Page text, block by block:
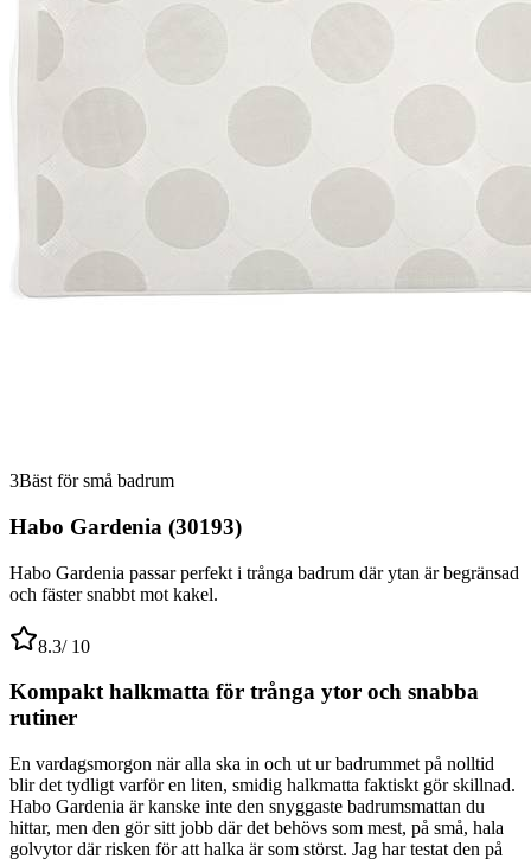
3Bäst för små badrum
Habo Gardenia (30193)
Habo Gardenia passar perfekt i trånga badrum där ytan är begränsad
och fäster snabbt mot kakel.
8.3/ 10
Kompakt halkmatta för trånga ytor och snabba
rutiner
En vardagsmorgon när alla ska in och ut ur badrummet på nolltid
blir det tydligt varför en liten, smidig halkmatta faktiskt gör skillnad.
Habo Gardenia är kanske inte den snyggaste badrumsmattan du
hittar, men den gör sitt jobb där det behövs som mest, på små, hala
golvytor där risken för att halka är som störst. Jag har testat den på